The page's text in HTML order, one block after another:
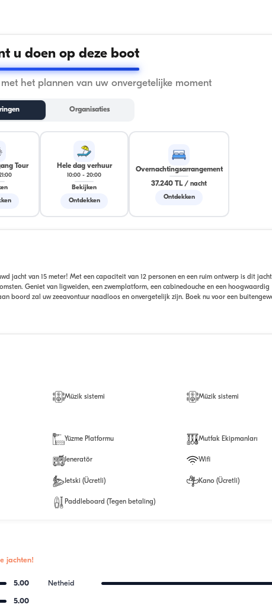
u doen op deze boot
het plannen van uw onvergetelijke moment
Organisaties
Tour Hele dag verhuur
10:00 -20:00
Bekijken
Ontdekken
Overnachtingsarrangement
37.240 TL/ nacht
Ontdekken
jacht van 15 meter! Met een capaciteit van 12 personen en een ruim ontwerp is dit
Geniet van ligweiden, een zwemplatform, een cabinedouche en een hoogwaardig
boord zal uw zeeavontuur naadloos en onvergetelijk zijn. Boek nu voor een
Müzik sistemi Müzik sistemi
Yüzme Platformu Mutfak Ekipmanları
Jeneratör Wifi
Jetski (Ücretli) Kano (Ücretli)
Paddleboard (Tegen betaling)
jachten!
5.00 Netheid
5.00